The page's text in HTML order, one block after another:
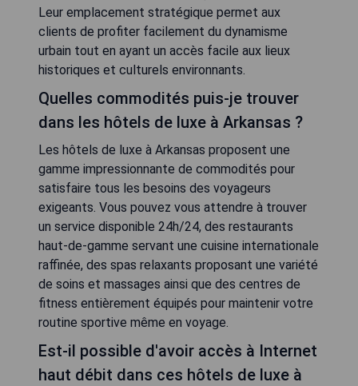
Leur emplacement stratégique permet aux
clients de profiter facilement du dynamisme
urbain tout en ayant un accès facile aux lieux
historiques et culturels environnants.
Quelles commodités puis-je trouver
dans les hôtels de luxe à Arkansas ?
Les hôtels de luxe à Arkansas proposent une
gamme impressionnante de commodités pour
satisfaire tous les besoins des voyageurs
exigeants. Vous pouvez vous attendre à trouver
un service disponible 24h/24, des restaurants
haut-de-gamme servant une cuisine internationale
raffinée, des spas relaxants proposant une variété
de soins et massages ainsi que des centres de
fitness entièrement équipés pour maintenir votre
routine sportive même en voyage.
Est-il possible d'avoir accès à Internet
haut débit dans ces hôtels de luxe à